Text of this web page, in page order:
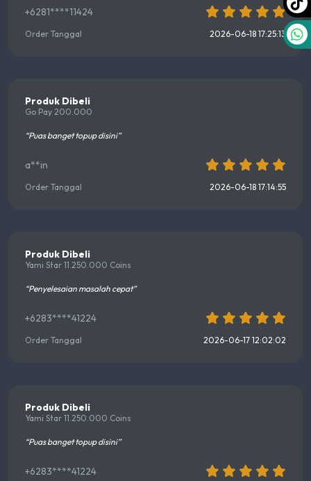
+6281****11424
Order Tanggal 2026-06-18 17:25:13
Produk Dibeli
Go Pay 200.000
“Puas banget topup disini”
a**in
Order Tanggal 2026-06-18 17:14:55
Produk Dibeli
Yami Star 11.250.000 Coins
“Penyelesaian masalah cepat”
+6283****41224
Order Tanggal 2026-06-17 12:02:02
Produk Dibeli
Yami Star 11.250.000 Coins
“Puas banget topup disini”
+6283****41224